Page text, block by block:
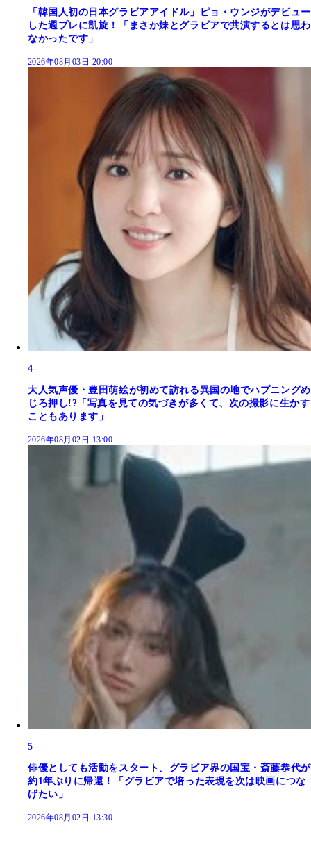
「韓国人初の日本グラビアアイドル」ピョ・ウンジがデビュー
した週プレに凱旋！「まさか妹とグラビアで共演するとは思わ
なかったです」
2026年08月03日 20:00
4
大人気声優・豊田萌絵が初めて訪れる異国の地でハプニングめ
じろ押し!?「写真を見ての気づきが多くて、次の撮影に生かす
こともあります」
2026年08月02日 13:00
5
俳優としても活動をスタート。グラビア界の国宝・斎藤恭代が
約1年ぶりに帰還！「グラビアで培った表現を次は映画につな
げたい」
2026年08月02日 13:30